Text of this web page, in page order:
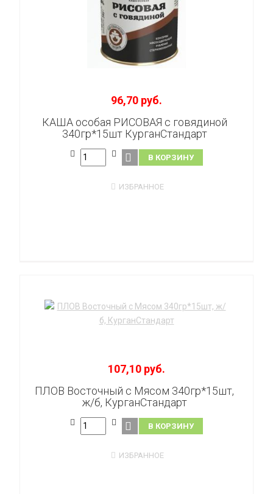
96,70 руб.
КАША особая РИСОВАЯ с говядиной
340гр*15шт КурганСтандарт
В КОРЗИНУ
ИЗБРАННОЕ
107,10 руб.
ПЛОВ Восточный с Мясом 340гр*15шт,
ж/б, КурганСтандарт
В КОРЗИНУ
ИЗБРАННОЕ